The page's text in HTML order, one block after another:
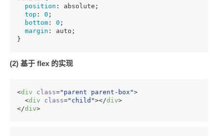
position : absolute;
top : 0 ;
bottom : 0 ;
margin : auto;
}
(2) 基于 flex 的实现
<div class="parent parent-box">
<div class="child"></div>
</div>